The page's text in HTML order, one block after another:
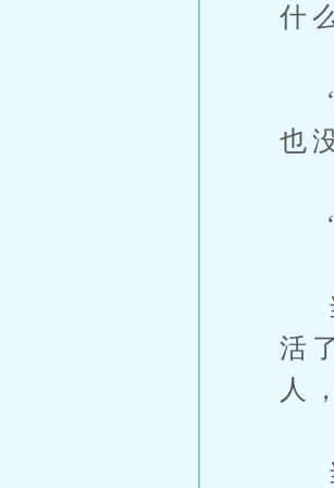
什
“
也
“
活
人